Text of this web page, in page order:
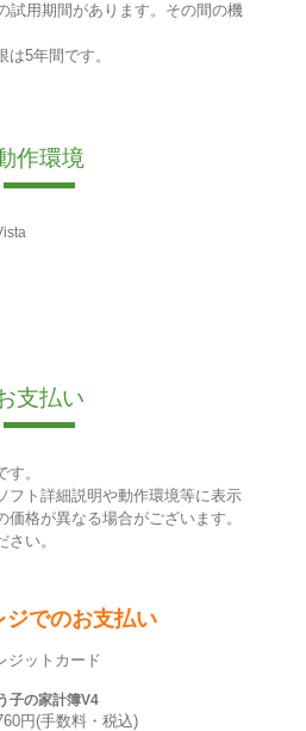
試用期間があります。その間の機
5年間です。
作環境
支払い
。
ト詳細説明や動作環境等に表示
格が異なる場合がございます。
い。
ジでのお支払い
ジットカード
子の家計簿V4
円(手数料・税込)